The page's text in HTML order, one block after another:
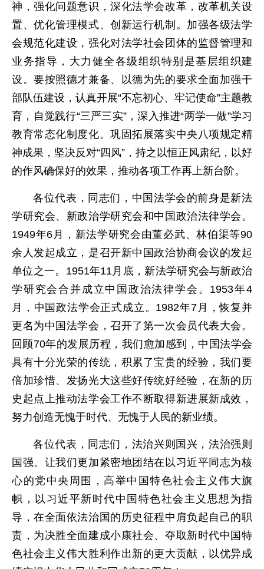
神，强化问题意识，深化法学会改革，改革机关设
置、优化管理模式、创新运行机制。加强各级法学
会规范化建设，强化对法学社会团体的监督管理和
业务指导，大力健全各级组织特别是基层组织建
设。要按照德才兼备、以德为先的要求全面加强干
部队伍建设，认真开展“不忘初心、牢记使命”主题教
育，自觉践行“三严三实”，深入推进“两学一做”学习
教育常态化制度化。巩固拓展落实中央八项规定精
神成果，坚决反对“四风”，持之以恒正风肃纪，以好
的作风确保好的效果，推动各项工作再上新台阶。
各位代表，同志们，中国法学会的前身是新法
学研究会、新政治学研究会和中国政治法律学会。
1949年6月，新法学研究会由董必武、林伯渠等90
余人发起成立，是召开新中国政治协商会议的发起
单位之一。1951年11月底，新法学研究会与新政治
学研究会合并成立中国政治法律学会。1953年4
月，中国政法学会正式成立。1982年7月，恢复并
更名为中国法学会，召开了第一次会员代表大会。
回顾70年的发展历程，我们愈加感到，中国法学会
具有十分光荣的传统，积累了宝贵的经验，我们要
倍加珍惜、发扬光大这些好传统好经验，在新的历
史起点上推动法学会工作不断取得新进展新成效，
努力创造无愧于时代、无愧于人民的新业绩。
各位代表，同志们，法治兴则国兴，法治强则
国强。让我们更加紧密地团结在以习近平同志为核
心的党中央周围，高举中国特色社会主义伟大旗
帜，以习近平新时代中国特色社会主义思想为指
导，在全面依法治国的历史征程中肩负起自己的职
责，为决胜全面建成小康社会、夺取新时代中国特
色社会主义伟大胜利作出新的更大贡献，以优异成